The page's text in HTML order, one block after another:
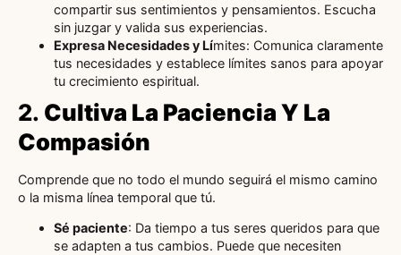
compartir sus sentimientos y pensamientos. Escucha
sin juzgar y valida sus experiencias.
Expresa Necesidades y Límites: Comunica claramente
tus necesidades y establece límites sanos para apoyar
tu crecimiento espiritual.
2. Cultiva La Paciencia Y La
Compasión
Comprende que no todo el mundo seguirá el mismo camino
o la misma línea temporal que tú.
Sé paciente: Da tiempo a tus seres queridos para que
se adapten a tus cambios. Puede que necesiten